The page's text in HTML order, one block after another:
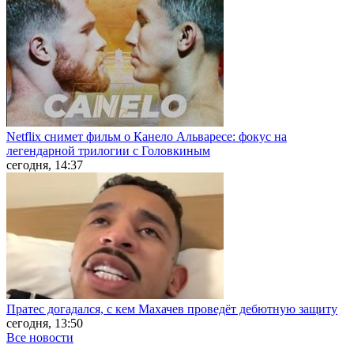
Netflix снимет фильм о Канело Альваресе: фокус на
легендарной трилогии с Головкиным
сегодня, 14:37
Пратес догадался, с кем Махачев проведёт дебютную защиту
сегодня, 13:50
Все новости